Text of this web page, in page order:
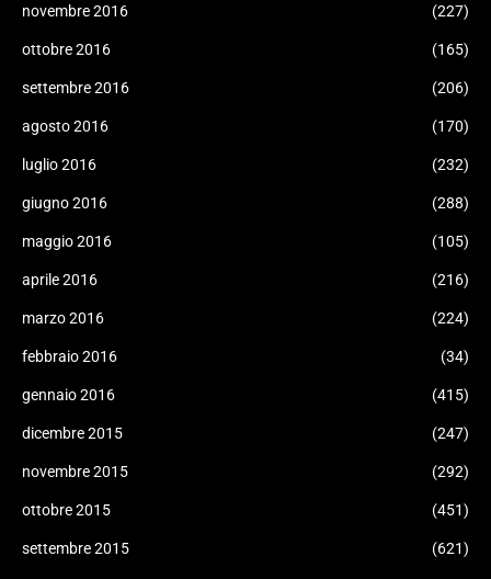
novembre 2016 (227)
ottobre 2016 (165)
settembre 2016 (206)
agosto 2016 (170)
luglio 2016 (232)
giugno 2016 (288)
maggio 2016 (105)
aprile 2016 (216)
marzo 2016 (224)
febbraio 2016 (34)
gennaio 2016 (415)
dicembre 2015 (247)
novembre 2015 (292)
ottobre 2015 (451)
settembre 2015 (621)